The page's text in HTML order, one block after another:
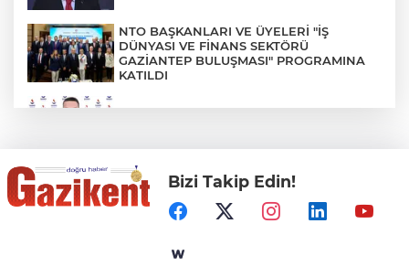
NTO BAŞKANLARI VE ÜYELERİ "İŞ
DÜNYASI VE FİNANS SEKTÖRÜ
GAZİANTEP BULUŞMASI" PROGRAMINA
KATILDI
Gaziantep Şehir Hastanesi'nde Uyku
Bozuklukları Laboratuvarı Hizmete Açıldı
Rüzgar sert esecek, sıcaklık
Bizi Takip Edin!